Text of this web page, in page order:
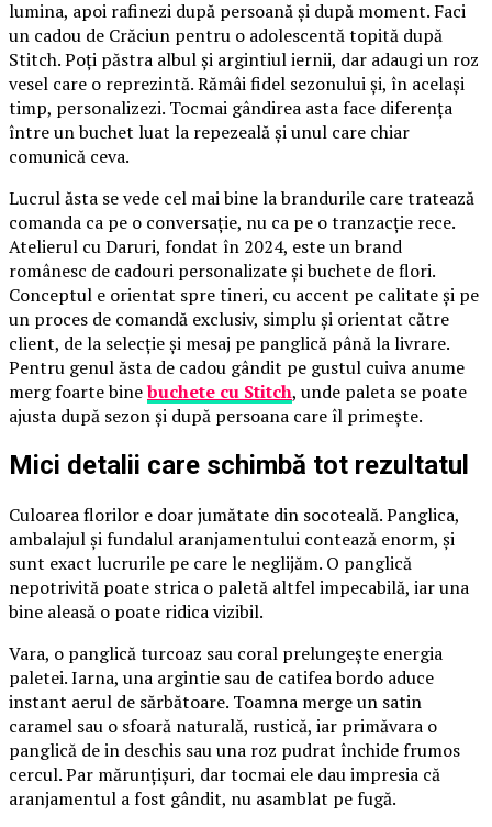
lumina, apoi rafinezi după persoană și după moment. Faci
un cadou de Crăciun pentru o adolescentă topită după
Stitch. Poți păstra albul și argintiul iernii, dar adaugi un roz
vesel care o reprezintă. Rămâi fidel sezonului și, în același
timp, personalizezi. Tocmai gândirea asta face diferența
între un buchet luat la repezeală și unul care chiar
comunică ceva.
Lucrul ăsta se vede cel mai bine la brandurile care tratează
comanda ca pe o conversație, nu ca pe o tranzacție rece.
Atelierul cu Daruri, fondat în 2024, este un brand
românesc de cadouri personalizate și buchete de flori.
Conceptul e orientat spre tineri, cu accent pe calitate și pe
un proces de comandă exclusiv, simplu și orientat către
client, de la selecție și mesaj pe panglică până la livrare.
Pentru genul ăsta de cadou gândit pe gustul cuiva anume
merg foarte binebuchete cu Stitch, unde paleta se poate
ajusta după sezon și după persoana care îl primește.
Mici detalii care schimbă tot rezultatul
Culoarea florilor e doar jumătate din socoteală. Panglica,
ambalajul și fundalul aranjamentului contează enorm, și
sunt exact lucrurile pe care le neglijăm. O panglică
nepotrivită poate strica o paletă altfel impecabilă, iar una
bine aleasă o poate ridica vizibil.
Vara, o panglică turcoaz sau coral prelungește energia
paletei. Iarna, una argintie sau de catifea bordo aduce
instant aerul de sărbătoare. Toamna merge un satin
caramel sau o sfoară naturală, rustică, iar primăvara o
panglică de in deschis sau una roz pudrat închide frumos
cercul. Par mărunțișuri, dar tocmai ele dau impresia că
aranjamentul a fost gândit, nu asamblat pe fugă.